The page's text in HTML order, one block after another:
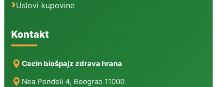
Uslovi kupovine
Kontakt
Cecin biošpajz zdrava hrana
Nea Pendeli 4, Beograd 11000